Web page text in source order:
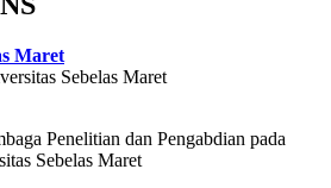
Maret
Sebelas Maret
Penelitian dan Pengabdian pada
Sebelas Maret